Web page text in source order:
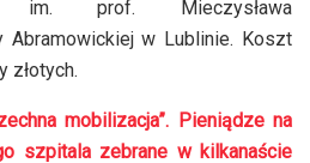
im. prof. Mieczysława
Abramowickiej w Lublinie. Koszt
złotych.
mobilizacja”. Pieniądze na
szpitala zebrane w kilkanaście